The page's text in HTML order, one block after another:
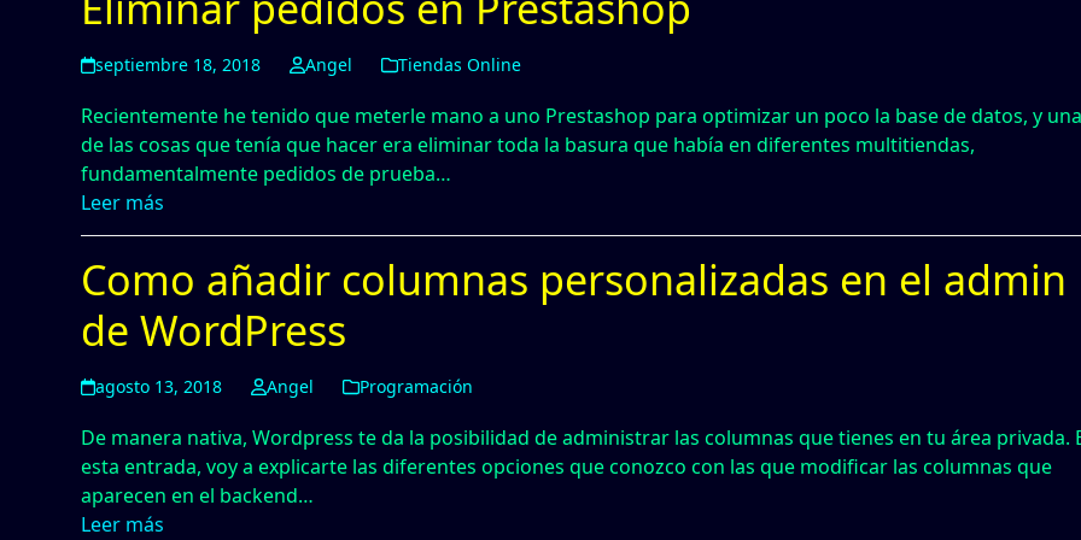
septiembre 18, 2018 Angel Tiendas Online
Recientemente he tenido que meterle mano a uno Prestashop para optimizar un poco la base de datos, y
de las cosas que tenía que hacer era eliminar toda la basura que había en diferentes multitiendas,
fundamentalmente pedidos de prueba…
Leer más
Como añadir columnas personalizadas en el admin
de WordPress
agosto 13, 2018 Angel Programación
De manera nativa, Wordpress te da la posibilidad de administrar las columnas que tienes en tu área privada.
esta entrada, voy a explicarte las diferentes opciones que conozco con las que modificar las columnas que
aparecen en el backend…
Leer más